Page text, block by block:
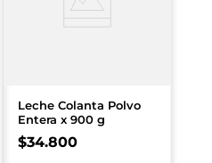
Leche Colanta Polvo
Entera x 900 g
$34.800